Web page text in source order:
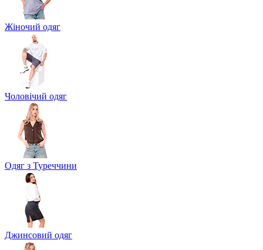
Жіночий одяг
Чоловічий одяг
Одяг з Туреччини
Джинсовий одяг